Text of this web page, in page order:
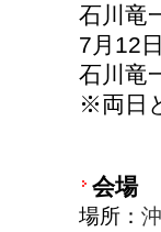
石川竜
7月12
石川竜
※両日
会場
場所：